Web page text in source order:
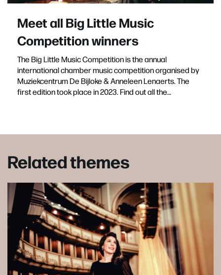
Meet all Big Little Music
Competition winners
The Big Little Music Competition is the annual
international chamber music competition organised by
Muziekcentrum De Bijloke & Anneleen Lenaerts. The
first edition took place in 2023. Find out all the…
Related themes